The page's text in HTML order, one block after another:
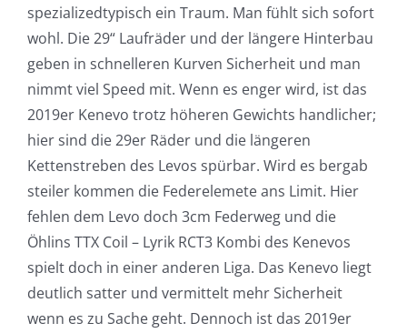
spezializedtypisch ein Traum. Man fühlt sich sofort
wohl. Die 29“ Laufräder und der längere Hinterbau
geben in schnelleren Kurven Sicherheit und man
nimmt viel Speed mit. Wenn es enger wird, ist das
2019er Kenevo trotz höheren Gewichts handlicher;
hier sind die 29er Räder und die längeren
Kettenstreben des Levos spürbar. Wird es bergab
steiler kommen die Federelemete ans Limit. Hier
fehlen dem Levo doch 3cm Federweg und die
Öhlins TTX Coil – Lyrik RCT3 Kombi des Kenevos
spielt doch in einer anderen Liga. Das Kenevo liegt
deutlich satter und vermittelt mehr Sicherheit
wenn es zu Sache geht. Dennoch ist das 2019er